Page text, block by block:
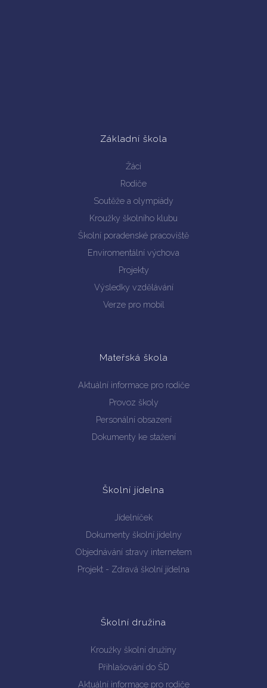
Základní škola
Žáci
Rodiče
Soutěže a olympiády
Kroužky školního klubu
Školní poradenské pracoviště
Enviromentální výchova
Projekty
Výsledky vzdělávání
Verze pro mobil
Mateřská škola
Aktuální informace pro rodiče
Provoz školy
Personální obsazení
Dokumenty ke stažení
Školní jídelna
Jídelníček
Dokumenty školní jídelny
Objednávání stravy internetem
Projekt - Zdravá školní jídelna
Školní družina
Kroužky školní družiny
Přihlašování do ŠD
Aktuální informace pro rodiče